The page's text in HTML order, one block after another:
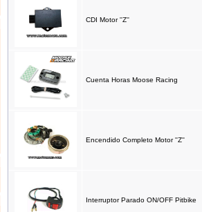
CDI Motor ''Z''
Cuenta Horas Moose Racing
Encendido Completo Motor ''Z''
Interruptor Parado ON/OFF Pitbike